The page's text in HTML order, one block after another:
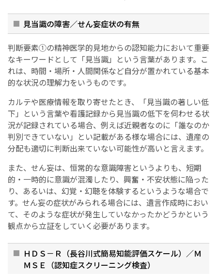
見当識の障害／せん妄症状の有無
判断要素①の精神医学的見地からの認知能力において重要
なキーワードとして「見当識」という言葉があります。こ
れは、時間・場所・人間関係など自分が置かれている基本
的な状況の理解力をいうものです。
カルテや医療情報を取り寄せたとき、「見当識の著しい低
下」という言葉や看護記録から見当識の低下を伺わせる状
況が記録されている場合、例えば近親者なのに「誰なのか
判別できていない」とい記載がある様な場合には、遺産の
分配も適切に判断出来ていない可能性が高いと言えます。
また、せん妄は、恒常的な意識障害というよりも、短期
的・一時的に意識が混濁したり、興奮・不安状態に陥った
り、あるいは、幻覚・幻聴を体験するというような場合で
す。せん妄の症状がみられる場合には、遺言作成時におい
て、そのような症状が発生していなかったかどうかという
観点から立証をしていく必要があります。
ＨＤＳ－Ｒ（長谷川式簡易知能評価スケール）／Ｍ
ＭＳＥ（認知症スクリーニング検査）